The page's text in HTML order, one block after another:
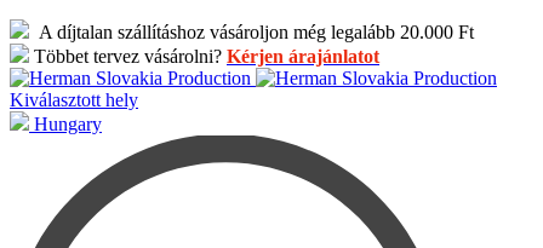
A díjtalan szállításhoz vásároljon még legalább 20.000 Ft
Többet tervez vásárolni? Kérjen árajánlatot
Kiválasztott hely
Hungary